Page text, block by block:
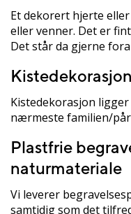
Et dekorert hjerte
eller venner. Det er
Det står da gjerne
Kistedekorasjon
nærmeste familien/
Plastfrie
naturmateriale
Vi leverer
samtidig som det